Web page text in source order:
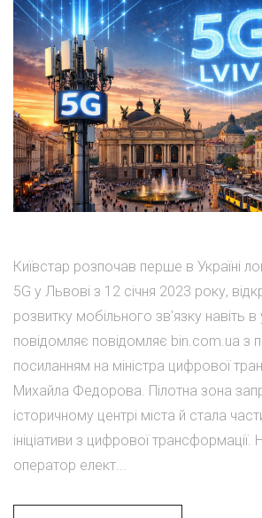
Київстар розпочав перше в Україні
5G у Львові з 12 січня 2023 року,
розвитку мобільного зв'язку навіть в
повідомляє повідомляє bin.com.ua з
посиланням на міністра цифрової
Михайла Федорова. Пілотна зона
історичному центрі міста й стала
ініціативи з цифрової трансформації.
оператор елект...